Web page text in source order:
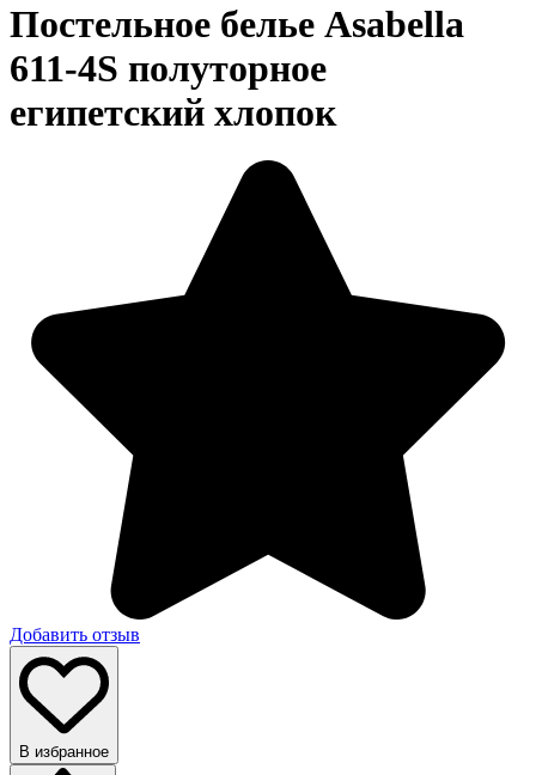
Постельное белье Asabella
611-4S полуторное
египетский хлопок
Добавить отзыв
В избранное